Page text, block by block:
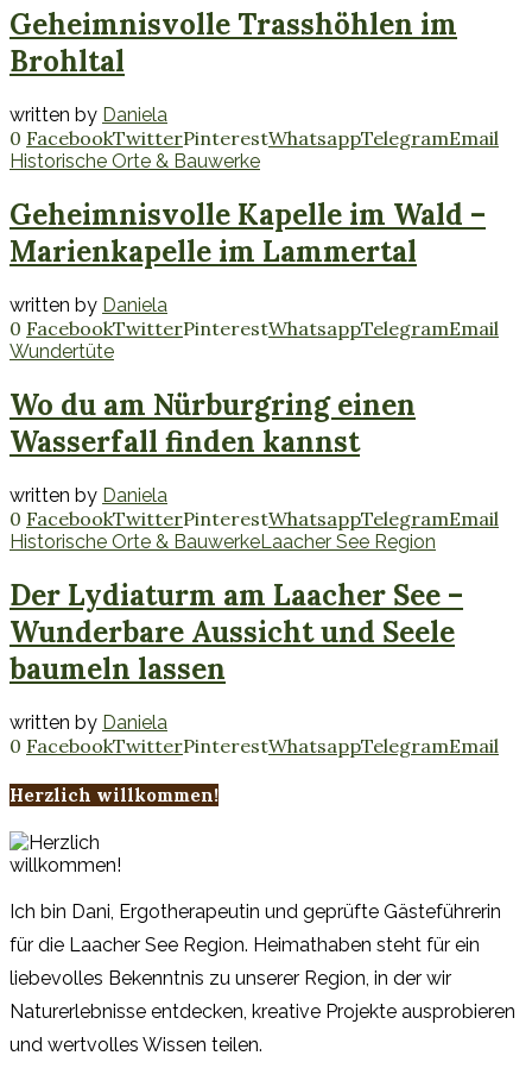
Geheimnisvolle Trasshöhlen im
Brohltal
written by Daniela
0 FacebookTwitterPinterestWhatsappTelegramEmail
Historische Orte & Bauwerke
Geheimnisvolle Kapelle im Wald –
Marienkapelle im Lammertal
written by Daniela
0 FacebookTwitterPinterestWhatsappTelegramEmail
Wundertüte
Wo du am Nürburgring einen
Wasserfall finden kannst
written by Daniela
0 FacebookTwitterPinterestWhatsappTelegramEmail
Historische Orte & BauwerkeLaacher See Region
Der Lydiaturm am Laacher See –
Wunderbare Aussicht und Seele
baumeln lassen
written by Daniela
0 FacebookTwitterPinterestWhatsappTelegramEmail
Herzlich willkommen!
Ich bin Dani, Ergotherapeutin und geprüfte Gästeführerin
für die Laacher See Region. Heimathaben steht für ein
liebevolles Bekenntnis zu unserer Region, in der wir
Naturerlebnisse entdecken, kreative Projekte ausprobieren
und wertvolles Wissen teilen.